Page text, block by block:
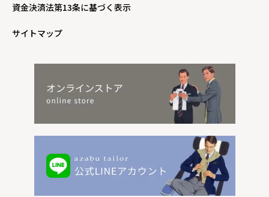
資金決済法第13条に基づく表示
サイトマップ